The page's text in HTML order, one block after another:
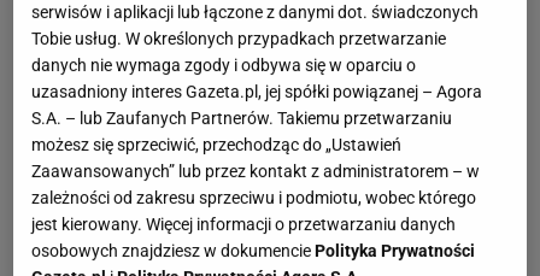
serwisów i aplikacji lub łączone z danymi dot. świadczonych
Tobie usług. W określonych przypadkach przetwarzanie
danych nie wymaga zgody i odbywa się w oparciu o
uzasadniony interes Gazeta.pl, jej spółki powiązanej – Agora
S.A. – lub Zaufanych Partnerów. Takiemu przetwarzaniu
możesz się sprzeciwić, przechodząc do „Ustawień
Zaawansowanych” lub przez kontakt z administratorem – w
zależności od zakresu sprzeciwu i podmiotu, wobec którego
jest kierowany. Więcej informacji o przetwarzaniu danych
osobowych znajdziesz w dokumenciePolityka Prywatności